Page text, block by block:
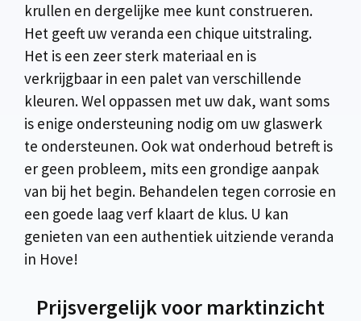
krullen en dergelijke mee kunt construeren.
Het geeft uw veranda een chique uitstraling.
Het is een zeer sterk materiaal en is
verkrijgbaar in een palet van verschillende
kleuren. Wel oppassen met uw dak, want soms
is enige ondersteuning nodig om uw glaswerk
te ondersteunen. Ook wat onderhoud betreft is
er geen probleem, mits een grondige aanpak
van bij het begin. Behandelen tegen corrosie en
een goede laag verf klaart de klus. U kan
genieten van een authentiek uitziende veranda
in Hove!
Prijsvergelijk voor marktinzicht